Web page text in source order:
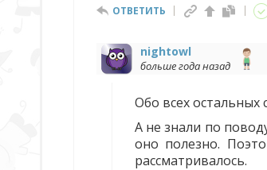
ОТВЕТИТЬ
nightowl
больше года назад
Обо всех остальных
А не знали по
оно полезно.
рассматривалось.